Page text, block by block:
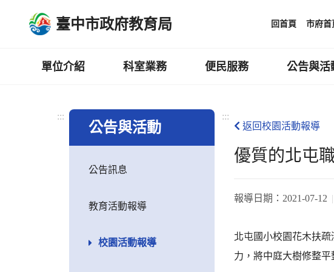
臺中市政府教育局 回首頁 市府首
單位介紹 科室業務 便民服務 公告與活
:::
公告與活動
公告訊息
教育活動報導
校園活動報導
:::
返回校園活動報導
優質的北屯
報導日期： 2021-07-12
北屯國小校園花木扶
力，將中庭大樹修整平